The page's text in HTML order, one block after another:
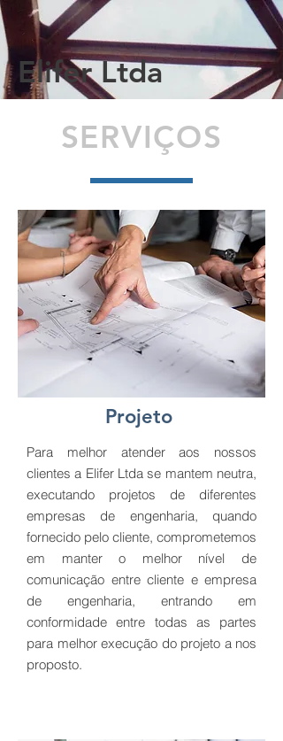
Elifer Ltda
SERVIÇOS
Projeto
Para melhor atender aos nossos
clientes a Elifer Ltda se mantem neutra,
executando projetos de diferentes
empresas de engenharia, quando
fornecido pelo cliente, comprometemos
em manter o melhor nível de
comunicação entre cliente e empresa
de engenharia, entrando em
conformidade entre todas as partes
para melhor execução do projeto a nos
proposto.